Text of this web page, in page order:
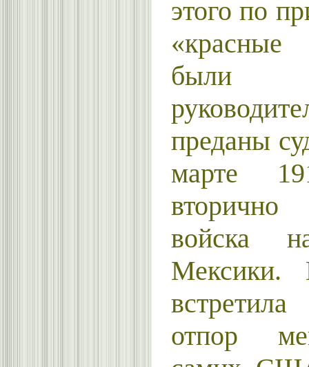
этого по
были
преданы
марте
войска
Мексики.
отпор